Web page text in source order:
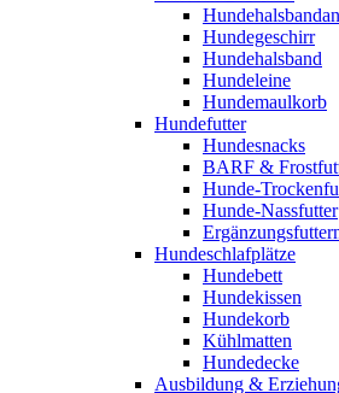
Hundegeschirr
Hundehalsband
Hundeleine
Hundemaulkorb
Hundefutter
Hundesnacks
BARF &
Hunde-
Hunde-Nassfutter
Hundeschlafplätze
Hundebett
Hundekissen
Hundekorb
Kühlmatten
Hundedecke
Ausbildung &